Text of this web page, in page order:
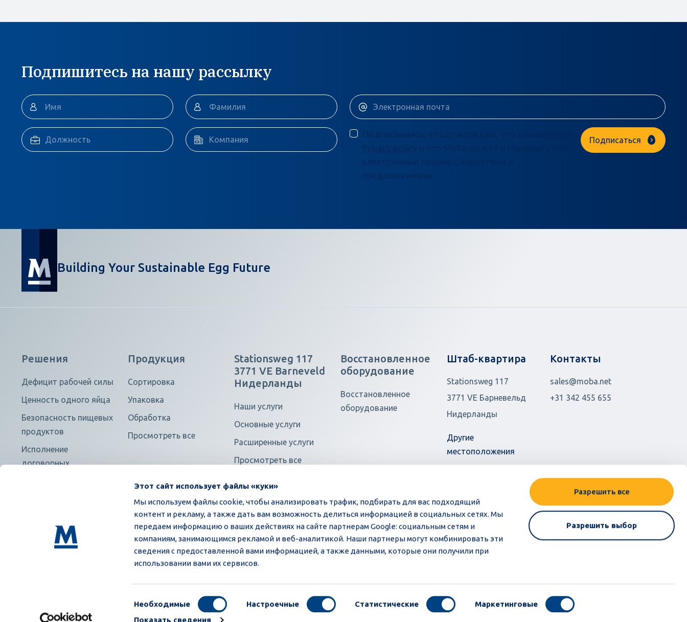
Этот сайт использует файлы «куки»
Мы используем файлы cookie, чтобы анализировать трафик, подбирать для вас подходящий
контент и рекламу, а также дать вам возможность делиться информацией в социальных сетях. Мы
передаем информацию о ваших действиях на сайте партнерам Google: социальным сетям и
компаниям, занимающимся рекламой и веб-аналитикой. Наши партнеры могут комбинировать эти
сведения с предоставленной вами информацией, а также данными, которые они получили при
использовании вами их сервисов.
согласия
Необходимые Настроечные Статистические
Маркетинговые
Показать сведения
Разрешить все
Разрешить выбор
Подпишитесь на нашу рассылку
Privacy policy
электронные письма с новостями и
Подписаться
Building Your Sustainable Egg Future
Решения
Дефицит рабочей силы
Ценность одного яйца
Безопасность пищевых
продуктов
Исполнение
договорных
Продукция
Сортировка
Упаковка
Обработка
Просмотреть все
Stationsweg 117
3771 VE Barneveld
Нидерланды
Наши услуги
Основные услуги
Расширенные услуги
Просмотреть все
Восстановленное
оборудование
Восстановленное
оборудование
Штаб-квартира
Stationsweg 117
3771 VE Барневельд
Нидерланды
Другие
местоположения
Контакты
sales@moba.net
+31 342 455 655
Privacy policy